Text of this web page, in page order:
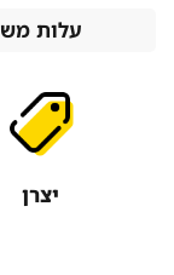
עלות
יצרן